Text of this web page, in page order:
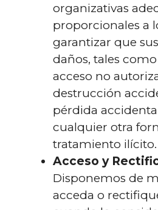
organizativas
proporcionales a
garantizar que
daños, tales
acceso no
destrucción
pérdida
cualquier otra
tratamiento ilícito.
Acceso y
Disponemos de
acceda o